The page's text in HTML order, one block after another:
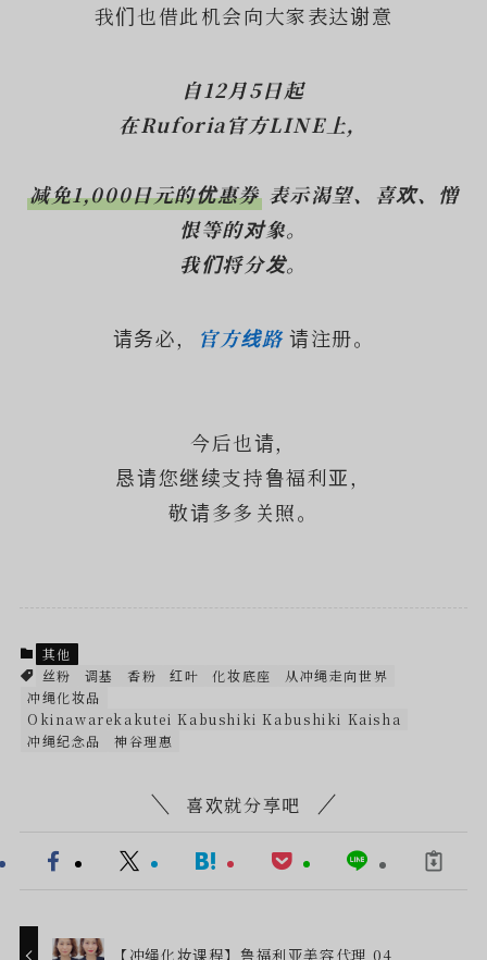
我们也借此机会向大家表达谢意
自12月5日起
在Ruforia官方LINE上，
减免1,000日元的优惠券表示渴望、喜欢、憎
恨等的对象。
我们将分发。
请务必， 官方线路 请注册。
今后也请，
恳请您继续支持鲁福利亚，
敬请多多关照。
其他
丝粉
调基 香粉 红叶 化妆底座
从冲绳走向世界
冲绳化妆品
Okinawarekakutei Kabushiki Kabushiki Kaisha
冲绳纪念品
神谷理惠
喜欢就分享吧
【冲绳化妆课程】鲁福利亚美容代理 04